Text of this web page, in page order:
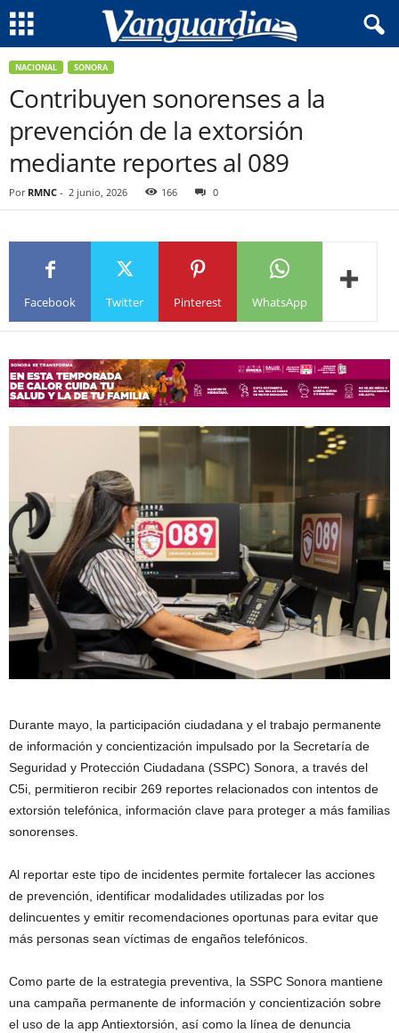
NACIONAL SONORA
Contribuyen sonorenses a la
prevención de la extorsión
mediante reportes al 089
Por RMNC - 2 junio, 2026 166 0
Facebook Twitter Pinterest WhatsApp
Durante mayo, la participación ciudadana y el trabajo permanente
de información y concientización impulsado por la Secretaría de
Seguridad y Protección Ciudadana (SSPC) Sonora, a través del
C5i, permitieron recibir 269 reportes relacionados con intentos de
extorsión telefónica, información clave para proteger a más familias
sonorenses.
Al reportar este tipo de incidentes permite fortalecer las acciones
de prevención, identificar modalidades utilizadas por los
delincuentes y emitir recomendaciones oportunas para evitar que
más personas sean víctimas de engaños telefónicos.
Como parte de la estrategia preventiva, la SSPC Sonora mantiene
una campaña permanente de información y concientización sobre
el uso de la app Antiextorsión, así como la línea de denuncia